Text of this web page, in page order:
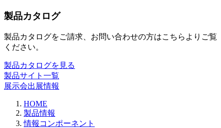
製品カタログ
製品カタログをご請求、お問い合わせの方はこちらよりご覧
ください。
製品カタログを見る
製品サイト一覧
展示会出展情報
HOME
製品情報
情報コンポーネント